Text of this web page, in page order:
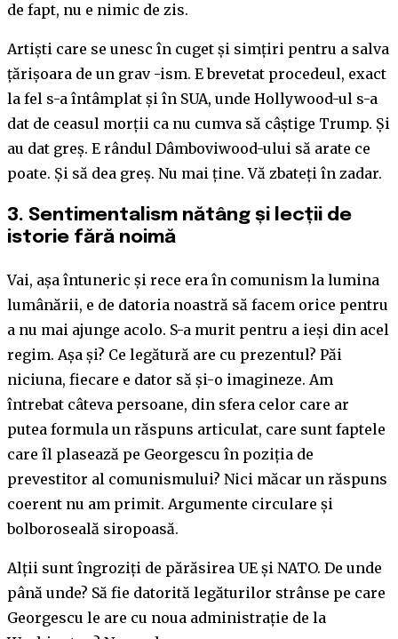
de fapt, nu e nimic de zis.
Artiști care se unesc în cuget și simțiri pentru a salva
țărișoara de un grav -ism. E brevetat procedeul, exact
la fel s-a întâmplat și în SUA, unde Hollywood-ul s-a
dat de ceasul morții ca nu cumva să câștige Trump. Și
au dat greș. E rândul Dâmboviwood-ului să arate ce
poate. Și să dea greș. Nu mai ține. Vă zbateți în zadar.
3. Sentimentalism nătâng și lecții de
istorie fără noimă
Vai, așa întuneric și rece era în comunism la lumina
lumânării, e de datoria noastră să facem orice pentru
a nu mai ajunge acolo. S-a murit pentru a ieși din acel
regim. Așa și? Ce legătură are cu prezentul? Păi
niciuna, fiecare e dator să și-o imagineze. Am
întrebat câteva persoane, din sfera celor care ar
putea formula un răspuns articulat, care sunt faptele
care îl plasează pe Georgescu în poziția de
prevestitor al comunismului? Nici măcar un răspuns
coerent nu am primit. Argumente circulare și
bolboroseală siropoasă.
Alții sunt îngroziți de părăsirea UE și NATO. De unde
până unde? Să fie datorită legăturilor strânse pe care
Georgescu le are cu noua administrație de la